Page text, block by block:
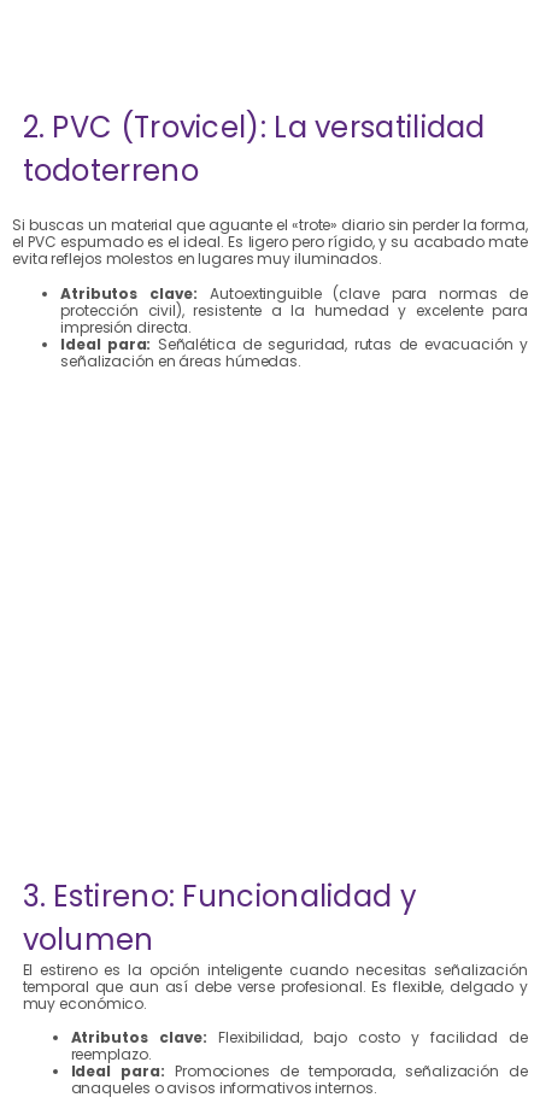
2. PVC (Trovicel): La versatilidad
todoterreno
Si buscas un material que aguante el «trote» diario sin perder la forma,
el PVC espumado es el ideal. Es ligero pero rígido, y su acabado mate
evita reflejos molestos en lugares muy iluminados.
Atributos clave: Autoextinguible (clave para normas de
protección civil), resistente a la humedad y excelente para
impresión directa.
Ideal para: Señalética de seguridad, rutas de evacuación y
señalización en áreas húmedas.
3. Estireno: Funcionalidad y
volumen
El estireno es la opción inteligente cuando necesitas señalización
temporal que aun así debe verse profesional. Es flexible, delgado y
muy económico.
Atributos clave: Flexibilidad, bajo costo y facilidad de
reemplazo.
Ideal para: Promociones de temporada, señalización de
anaqueles o avisos informativos internos.